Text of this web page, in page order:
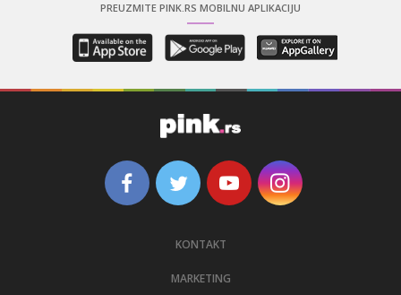
PREUZMITE PINK.RS MOBILNU APLIKACIJU
KONTAKT
MARKETING